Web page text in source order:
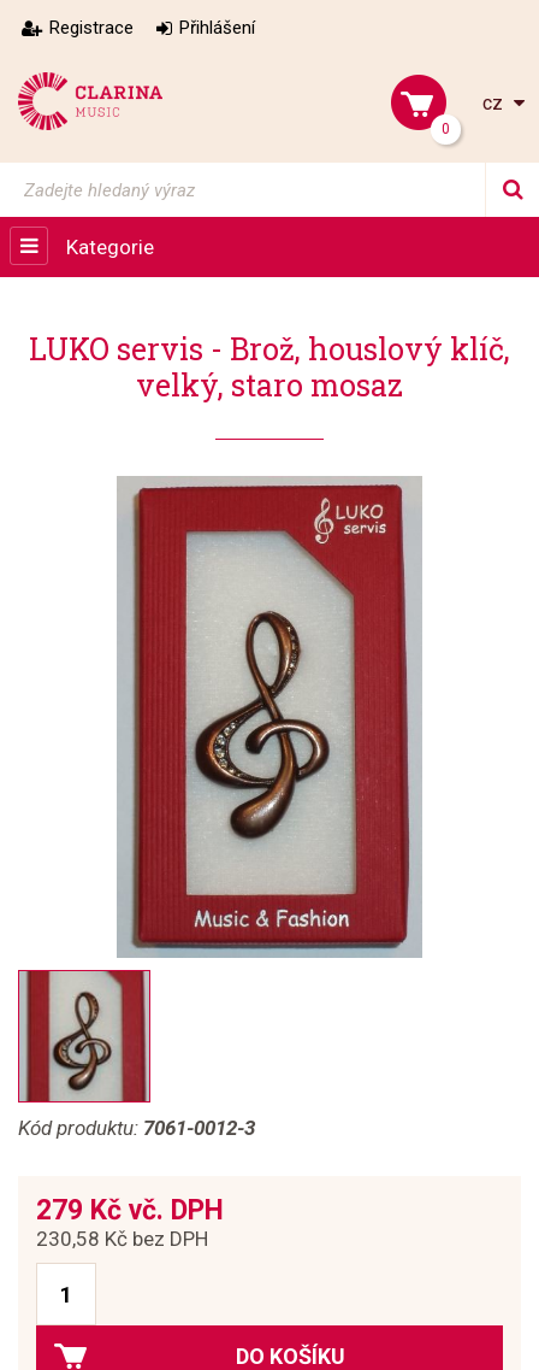
Registrace Přihlášení
0
cz
Kategorie
LUKO servis - Brož, houslový klíč,
velký, staro mosaz
Kód produktu: 7061-0012-3
279 Kč vč. DPH
230,58 Kč bez DPH
DO KOŠÍKU